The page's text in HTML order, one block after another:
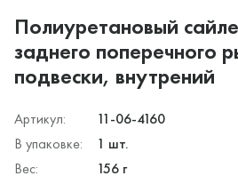
Полиуретановый
заднего поперечного
подвески, внутрений
Артикул:
11-06-4160
В упаковке:
1 шт.
Вес:
156 г